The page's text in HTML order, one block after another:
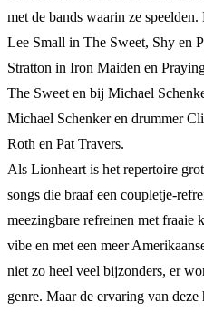
met de bands waarin ze
Lee Small in The Sweet, Shy en
Stratton in Iron Maiden en
The Sweet en bij Michael
Michael Schenker en drummer
Roth en Pat Travers.
Als Lionheart is het repertoire
songs die braaf een coupletje-
meezingbare refreinen met fraaie
vibe en met een meer
niet zo heel veel bijzonders, er
genre. Maar de ervaring van deze